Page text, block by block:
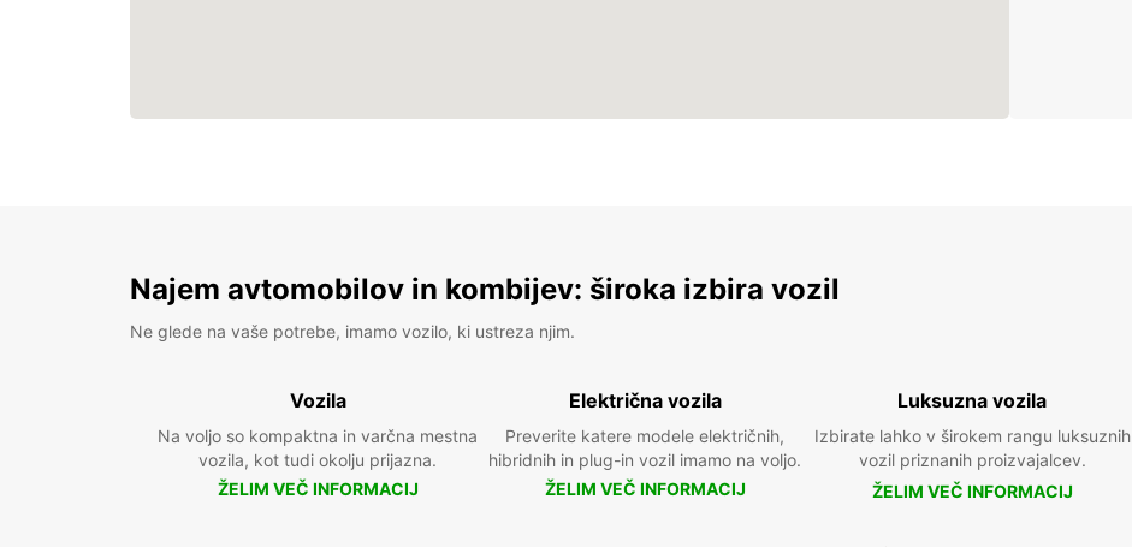
Najem avtomobilov in kombijev: široka izbira vozil
Ne glede na vaše potrebe, imamo vozilo, ki ustreza njim.
Vozila
Na voljo so kompaktna in varčna mestna
vozila, kot tudi okolju prijazna.
ŽELIM VEČ INFORMACIJ
Električna vozila
Preverite katere modele električnih,
hibridnih in plug-in vozil imamo na voljo.
ŽELIM VEČ INFORMACIJ
Luksuzna vozila
Izbirate lahko v širokem rangu luksuznih
vozil priznanih proizvajalcev.
ŽELIM VEČ INFORMACIJ